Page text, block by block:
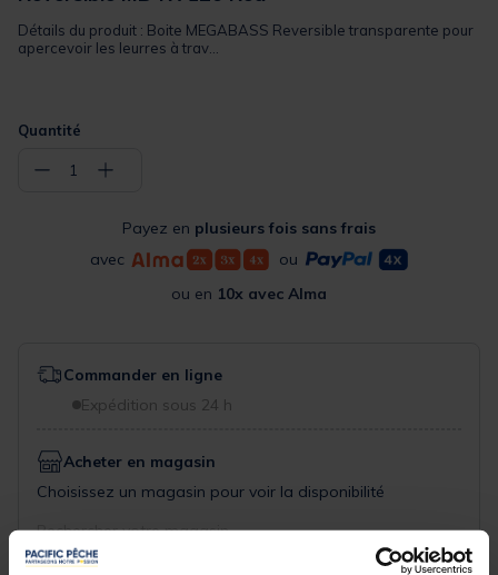
Détails du produit : Boite MEGABASS Reversible transparente pour
apercevoir les leurres à trav...
Quantité
− 1 +
Payez en plusieurs fois sans frais
avec
ou
ou en 10x avec Alma
Commander en ligne
Expédition sous 24 h
Acheter en magasin
Choisissez un magasin pour voir la disponibilité
Rechercher votre magasin